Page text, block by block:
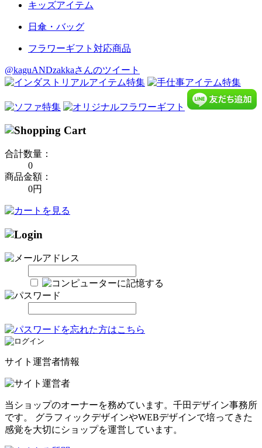
キッズアイテム
日傘・バッグ
フラワーギフト対応商品
@kaguANDzakkaさんのツイート
合計数量：
0
商品金額：
0円
サイト運営者情報
当ショップのオーナーを務めています。千田デザイン事務所
です。 グラフィックデザインやWEBデザインで培ってきた
感覚を大切にショップを運営しています。